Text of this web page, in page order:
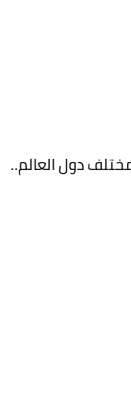
دول العالم..